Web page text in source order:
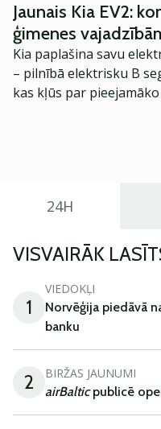
Jaunais Kia EV2:
ģimenes
Kia paplašina savu
– pilnībā elektrisku B
kas kļūs par
24H
VISVAIRĀK
1
VIEDOKĻI
Norvēģija piedāvā
banku
2 BIRŽAS JAUNUMI
airBalticpublicē